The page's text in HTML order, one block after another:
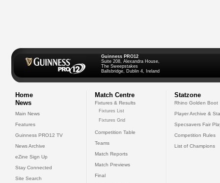
Guinness PRO12
Suite 208, Alexandra House,
The Sweepstakes
Ballsbridge, Dublin 4, Ireland
Home
News
Main News
Features
Guinness PRO12 TV
News Archive
eZine Sign Up
Stay Connected
Site Search
Match Centre
Fixtures & Results
Fixtures List
Fixtures Grid
Competition Table
Teams
Match Reports
Match Previews
Final
Statzone
Rhino Golden Boot
Player Archive &
Specsavers Fair
Competition Rules
List of Champions